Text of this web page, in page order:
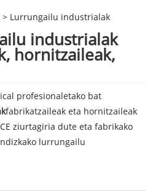
> Lurrungailu industrialak
industrialak
hornitzaileak,
profesionaletako bat
fabrikatzaileak eta hornitzaileak
ziurtagiria dute eta fabrikako
lurrungailu